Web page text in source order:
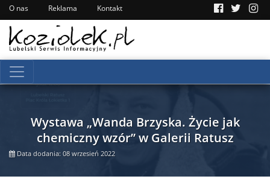
O nas Reklama Kontakt
Wystawa „Wanda Brzyska. Życie jak
chemiczny wzór” w Galerii Ratusz
Data dodania: 08 wrzesień 2022